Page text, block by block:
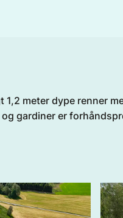
1,2 meter dype renner
gardiner er